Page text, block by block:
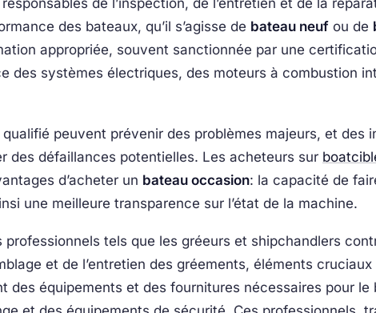
de l’inspection, de l’entretien et de la
des bateaux, qu’il s’agisse de bateau neuf ou de
appropriée, souvent sanctionnée par une
des systèmes électriques, des moteurs à combustion
peuvent prévenir des problèmes majeurs, et des
des défaillances potentielles. Les acheteurs sur
d’acheter un bateau occasion: la capacité de
une meilleure transparence sur l’état de la machine.
professionnels tels que les gréeurs et shipchandlers
et de l’entretien des gréements, éléments
des équipements et des fournitures nécessaires pour